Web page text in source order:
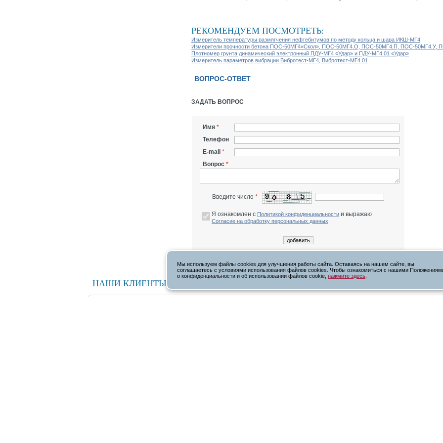
РЕКОМЕНДУЕМ ПОСМОТРЕТЬ:
Измеритель температуры размягчения нефтебитумов по методу кольца и шара ИКШ-МГ4
Измерители прочности бетона ПОС-50МГ4«Скол», ПОС-50МГ4.О, ПОС-50МГ4.П, ПОС-50МГ4.У,
Плотномер грунта динамический электронный ПДУ-МГ4 «Удар» и ПДУ-МГ4.01 «Удар»
Измеритель параметров вибрации Вибротест-МГ4, Вибротест-МГ4.01
ВОПРОС-ОТВЕТ
ЗАДАТЬ ВОПРОС
Имя *
Телефон
E-mail *
Вопрос *
Введите число *
Я ознакомлен с Политикой конфиденциальности и выражаю
Согласие на обработку персональных данных
Назад
НАШИ КЛИЕНТЫ
Мы используем файлы cookies для улучшения работы сайта. Оставаясь на нашем сайте, вы
соглашаетесь с условиями использования файлов cookies. Чтобы ознакомиться с нашими
о конфиденциальности и об использовании файлов cookie, нажмите здесь